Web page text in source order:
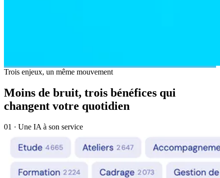
Trois enjeux, un même mouvement
Moins de bruit, trois bénéfices qui
changent votre quotidien
01 · Une IA à son service